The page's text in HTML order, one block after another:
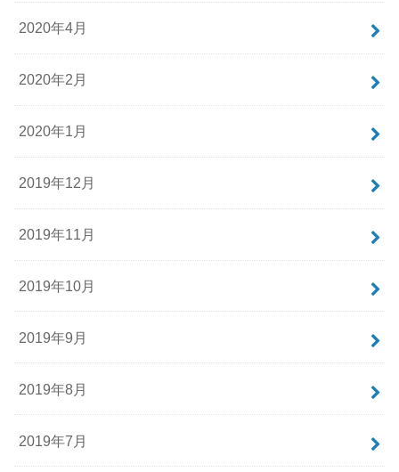
2020年4月
2020年2月
2020年1月
2019年12月
2019年11月
2019年10月
2019年9月
2019年8月
2019年7月